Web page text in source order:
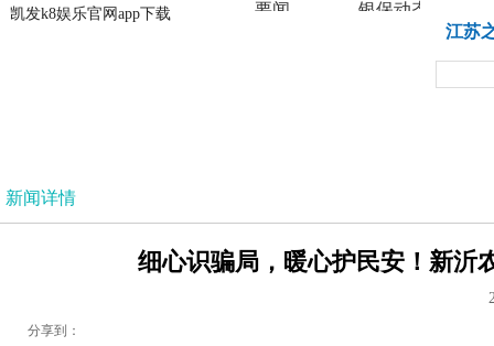
凯发k8娱乐官网app下载
凯发k8娱乐官网app下载
要闻 银保动态
江苏
新闻详情
细心识骗局，暖心护民安！新沂
分享到：